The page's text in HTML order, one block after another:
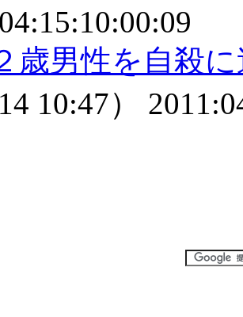
歳男性を自殺
10:47）